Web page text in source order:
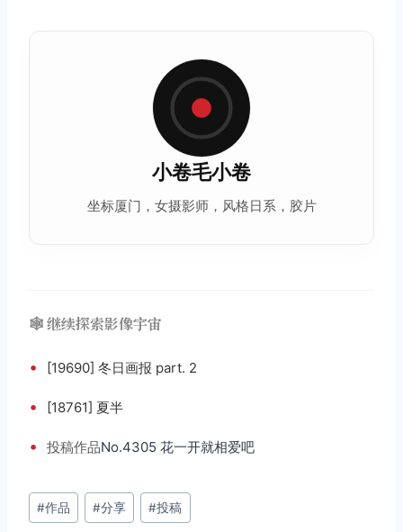
小卷毛小卷
坐标厦门，女摄影师，风格日系，胶片
🕸️ 继续探索影像宇宙
• [19690] 冬日画报 part. 2
• [18761] 夏半
• 投稿作品No.4305 花一开就相爱吧
文
章
#作品 #分享 #投稿